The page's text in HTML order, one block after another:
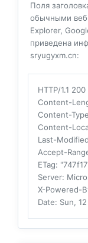
Поля
обычными
Explorer,
приведена
sryugyxm.cn:
HTTP/1.1 200
Content-
Content-Type
Content-
Last-Modified
Accept-
ETag:
Server:
X-Powered-
Date: Sun,